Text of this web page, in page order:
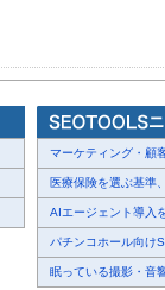
マーケティング・顧
医療保険を選ぶ基準
AIエージェント導入
パチンコホール向け
眠っている撮影・音